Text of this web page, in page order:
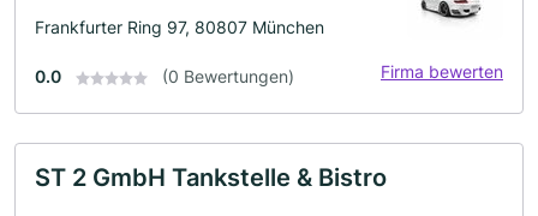
Frankfurter Ring 97, 80807 München
0.0 (0 Bewertungen) Firma bewerten
ST 2 GmbH Tankstelle & Bistro